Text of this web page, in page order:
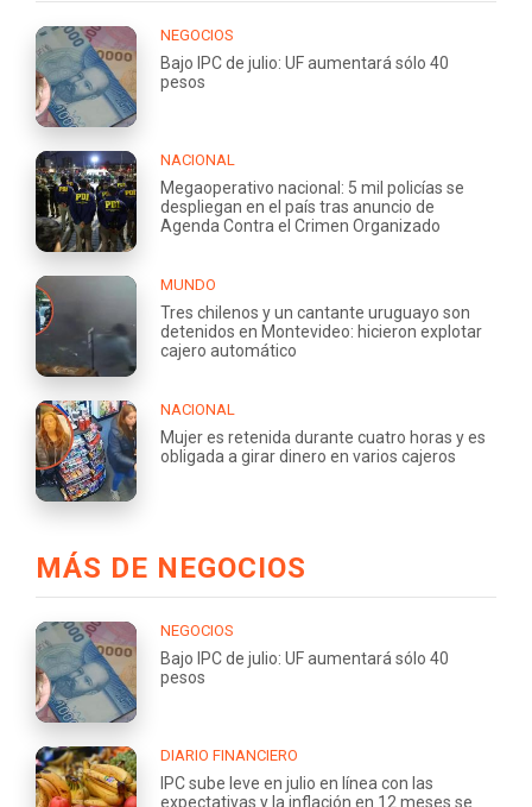
NEGOCIOS
Bajo IPC de julio: UF aumentará sólo 40
pesos
NACIONAL
Megaoperativo nacional: 5 mil policías se
despliegan en el país tras anuncio de
Agenda Contra el Crimen Organizado
MUNDO
Tres chilenos y un cantante uruguayo son
detenidos en Montevideo: hicieron explotar
cajero automático
NACIONAL
Mujer es retenida durante cuatro horas y es
obligada a girar dinero en varios cajeros
MÁS DE NEGOCIOS
NEGOCIOS
Bajo IPC de julio: UF aumentará sólo 40
pesos
DIARIO FINANCIERO
IPC sube leve en julio en línea con las
expectativas y la inflación en 12 meses se